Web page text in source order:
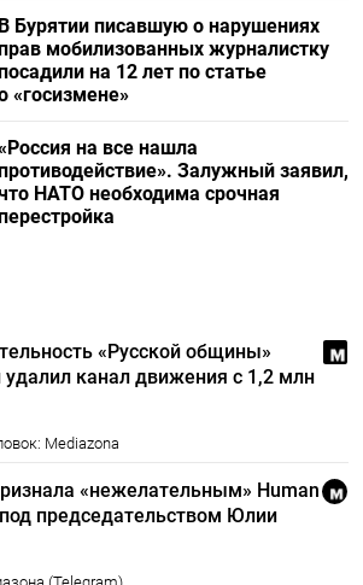
В Бурятии писавшую о нарушениях
мобилизованных журналистку
на 12 лет по статье
«госизмене»
на все нашла
Залужный заявил,
НАТО необходима срочная